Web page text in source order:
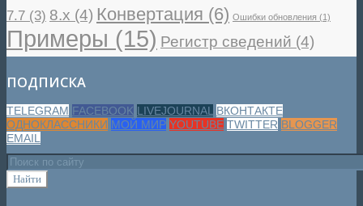
7.7 (3) 8.x (4) Конвертация (6) Ошибки обновления (1)
Примеры (15) Регистр сведений (4)
ПОДПИСКА
TELEGRAM FACEBOOK LIVEJOURNAL ВКОНТАКТЕ
ОДНОКЛАССНИКИ МОЙ МИР YOUTUBE TWITTER BLOGGER
EMAIL